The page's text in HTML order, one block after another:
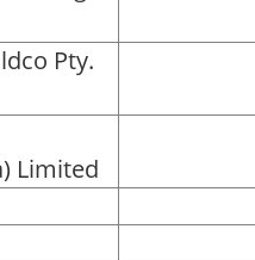
Pty.
Limited